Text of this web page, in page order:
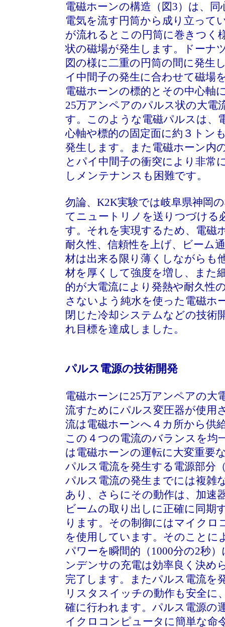
電磁ホーンの構造（図3）は、同
電気を流す円筒から成り立って
が流れるとこの円筒に巻きつく
状の磁場が発生します。ドーナ
図の様に二重の円筒の間に発生
イ中間子の発生に合わせて磁場
電磁ホーンの標的とその中心軸
25万アンペアのパルス状の大電
す。このような電磁パルスは、
心軸や標的の固定面に約３トン
発生します。また電磁ホーン内
とパイ中間子の衝突により非常
しメンテナンスも困難です。
勿論、K2K実験では岐阜県神岡
てニュートリノを送りつづける
す。それを実現するため、電磁
耐久性、信頼性を上げ、ビーム
材は出来る限り薄くしながらも
材を厚くして強度を増し、また
的が大電流により発熱や耐久性
さないよう純水を使った電磁ホ
閉じた冷却システムなどの技術
れ目標を達成しました。
パルス電源の技術開発
電磁ホーンに25万アンペアの大
流すためにパルス変圧器が使用
流は電磁ホーンへ４カ所から供
この４つの電流のバランスを均
は電磁ホーンの運転に大変重要
パルス電流を発生する電源部分
パルス電流の発生までには複雑
あり、さらにその動作は、加速
ビームの取り出しに正確に同期
ります。その制御にはマイクロ
を使用しています。そのことに
パワーを瞬間的（1000分の2秒
ンデンサの充電は効率良く決め
完了します。またパルス電流を
リスタスイッチの動作も安全に
確に行われます。パルス電源の
イクロコンピュータに簡単な命